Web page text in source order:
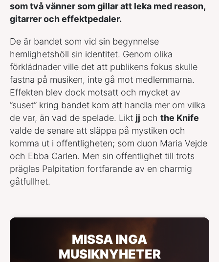
somtvå vänner som gillar att leka med reason,
gitarrer och effektpedaler.
De är bandet som vid sin begynnelse
hemlighetshöll sin identitet. Genom olika
förklädnader ville det att publikens fokus skulle
fastna på musiken, inte gå mot medlemmarna.
Effekten blev dock motsatt och mycket av
”suset” kring bandet kom att handla mer om vilka
de var, än vad de spelade. Likt jj och the Knife
valde de senare att släppa på mystiken och
komma ut i offentligheten; som duon Maria Vejde
och Ebba Carlen. Men sin offentlighet till trots
präglas Palpitation fortfarande av en charmig
gåtfullhet.
MISSA INGA
MUSIKNYHETER